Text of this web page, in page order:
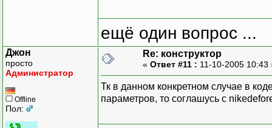
ещё один вопрос ...
Джон
просто
Администратор
Offline
Пол:
Re: конструктор
« Ответ #11 : 11-10-2005
Тк в данном конкретном случае в
параметров, то соглашусь с